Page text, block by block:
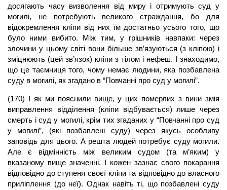
досягають часу визволення від миру і отримують суд у
могилі, не потребують великого страждання, бо для
відокремлення кліпи від них їм достатньо усього того, що
було ними вибито. Між тим, у грішників навпаки: через
злочини у цьому світі вони більше зв’язуються (з кліпою) ​​і
зміцнюють (цей зв’язок) кліпи з тілом і нефеш. І знаходимо,
що це таємниця того, чому немає людини, яка позбавлена
суду в могилі, як згадано в “Повчанні про суд у могилі”.
(170) І як ми пояснили вище, у цих померлих з вини змія
виправлення відділення (кліпи відбувається) лише через
смерть і суд у могилі, крім тих згаданих у “Повчанні про суд
у могилі”, (які позбавлені суду) через якусь особливу
заповідь для цього. А решта людей потребує суду могили.
Але є відмінність між великим судом (та м’яким) у
вказаному вище значенні. І кожен зазнає свого покарання
відповідно до ступеня своєї кліпи та відповідно до власного
приліплення (до неї). Однак навіть ті, що позбавлені суду